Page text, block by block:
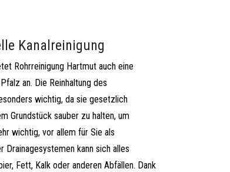
Kanalreinigung
Rohrreinigung Hartmut auch eine
an. Die Reinhaltung des
wichtig, da sie gesetzlich
Grundstück sauber zu halten, um
wichtig, vor allem für Sie als
Drainagesystemen kann sich alles
Fett, Kalk oder anderen Abfällen. Dank